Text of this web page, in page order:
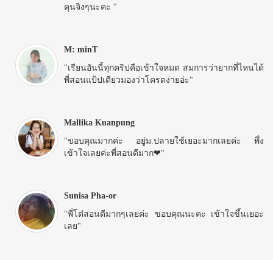
คุนจิงๆนะคะ "
M: minT
"เรียนอันนี้ทุกคริปคือเข้าใจหมด สมการว่ายากที่ไหนได้
พี่สอนแป้ปเดียวมองว่าโครตง่ายอ่ะ"
Mallika Kuanpung
"ขอบคุณมากค่ะ อยู่ม.ปลายใช้เยอะมากเลยค่ะ พึ่ง
เข้าใจเลยค่ะพี่สอนดีมาก❤"
Sunisa Pha-or
"พี่โต๋สอนดีมากๆเลยค่ะ ขอบคุณนะคะ เข้าใจขึ้นเยอะ
เลย"